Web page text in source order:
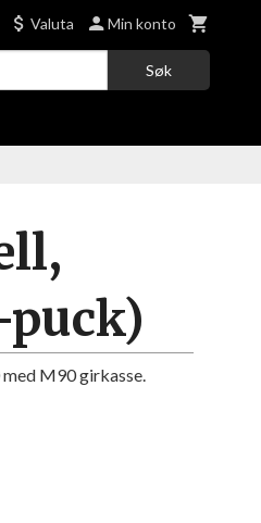
Valuta Min konto
Søk
M90 girkasse.